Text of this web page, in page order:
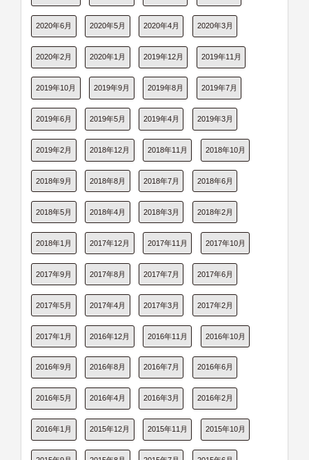
2020年6月 2020年5月 2020年4月 2020年3月
2020年2月 2020年1月 2019年12月 2019年11月
2019年10月 2019年9月 2019年8月 2019年7月
2019年6月 2019年5月 2019年4月 2019年3月
2019年2月 2018年12月 2018年11月 2018年10月
2018年9月 2018年8月 2018年7月 2018年6月
2018年5月 2018年4月 2018年3月 2018年2月
2018年1月 2017年12月 2017年11月 2017年10月
2017年9月 2017年8月 2017年7月 2017年6月
2017年5月 2017年4月 2017年3月 2017年2月
2017年1月 2016年12月 2016年11月 2016年10月
2016年9月 2016年8月 2016年7月 2016年6月
2016年5月 2016年4月 2016年3月 2016年2月
2016年1月 2015年12月 2015年11月 2015年10月